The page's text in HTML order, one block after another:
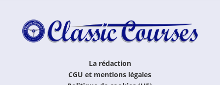
La rédaction
CGU et mentions légales